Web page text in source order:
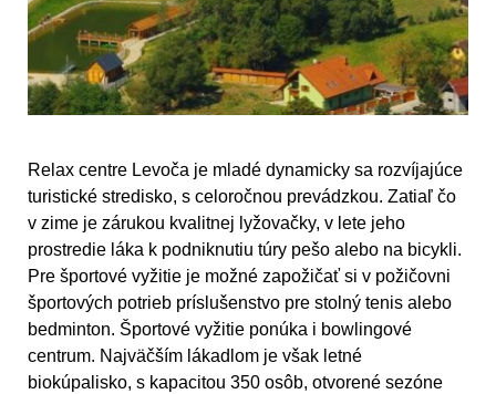
Relax centre Levoča je mladé dynamicky sa rozvíjajúce
turistické stredisko, s celoročnou prevádzkou. Zatiaľ čo
v zime je zárukou kvalitnej lyžovačky, v lete jeho
prostredie láka k podniknutiu túry pešo alebo na bicykli.
Pre športové vyžitie je možné zapožičať si v požičovni
športových potrieb príslušenstvo pre stolný tenis alebo
bedminton. Športové vyžitie ponúka i bowlingové
centrum. Najväčším lákadlom je však letné
biokúpalisko, s kapacitou 350 osôb, otvorené sezóne